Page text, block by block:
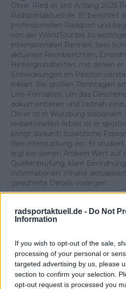
radsportaktuell.de - Do Not
Information
If you wish to opt-out of the sale,
processing of your personal or
targeted advertising by us, please
section to confirm your selection.
opt-out request is processed you
Oliver Ried ist seit Anfang 2025
Radsportaktuell.de. Er berichtet
professionellen Radsport und
von der WorldTour bis zu
internationalen Rennen. Sein
aktuellen Rennberichten,
Hintergrundtexten, mit denen er
Entwicklungen im Peloton
erklärt. Bei großen Renntagen
Live-Formaten, um das
dokumentieren und zeitnah
Oliver ist in Würzburg stationiert.
redaktionellen Arbeit ist er
bringt dadurch zusätzliche
Berichterstattung ein. Er
legt bei seinen Artikeln Wert auf
Quellenprüfung, klare
Informationen. Inhalte
gesicherte Details vorliegen.
Klatscht 0
Besucher 0